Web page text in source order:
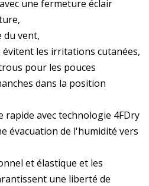
une fermeture éclair
du vent,
les irritations cutanées,
pour les pouces
dans la position
rapide avec technologie 4FDry
évacuation de l'humidité vers
et élastique et les
une liberté de